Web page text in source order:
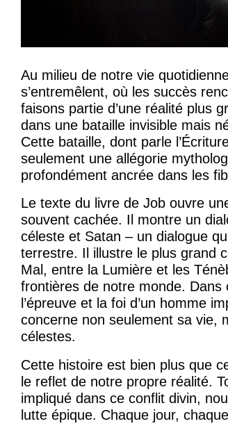
Au milieu de notre vie
s’entremêlent, où les succès
faisons partie d’une réalité plus
dans une bataille invisible mais
Cette bataille, dont parle
seulement une allégorie
profondément ancrée dans les
Le texte du livre de Job ouvre
souvent cachée. Il montre un
céleste et Satan – un dialogue
terrestre. Il illustre le plus grand
Mal, entre la Lumière et les
frontières de notre monde. Dans
l’épreuve et la foi d’un homme
concerne non seulement sa vie,
célestes.
Cette histoire est bien plus que
le reflet de notre propre réalité.
impliqué dans ce conflit divin,
lutte épique. Chaque jour,